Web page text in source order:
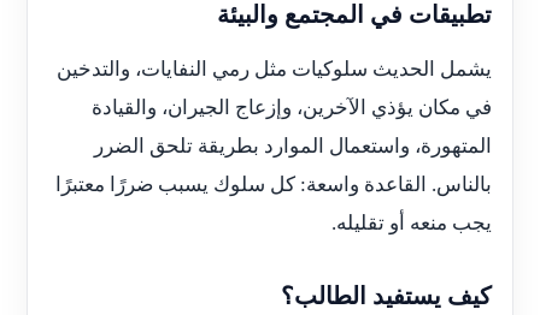
تطبيقات في المجتمع والبيئة
يشمل الحديث سلوكيات مثل رمي النفايات، والتدخين
في مكان يؤذي الآخرين، وإزعاج الجيران، والقيادة
المتهورة، واستعمال الموارد بطريقة تلحق الضرر
بالناس. القاعدة واسعة: كل سلوك يسبب ضررًا معتبرًا
يجب منعه أو تقليله.
كيف يستفيد الطالب؟